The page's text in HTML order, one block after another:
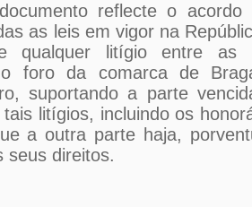
reflecte o
as leis em vigor na
qualquer litígio entre as
o foro da comarca de
suportando a parte
litígios, incluindo os
a outra parte haja,
seus direitos.